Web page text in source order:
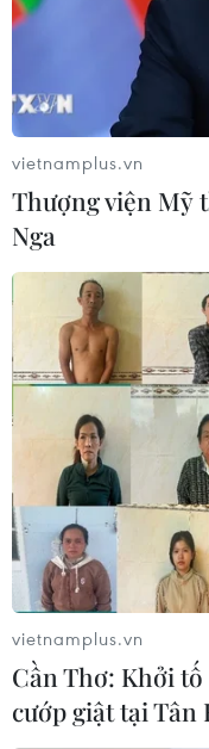
vietnamplus.vn
Thượng viện Mỹ
Nga
vietnamplus.vn
Cần Thơ: Khởi
cướp giật tại Tân